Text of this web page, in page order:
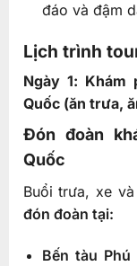
đáo và đậm
Lịch trình
Ngày 1: Khám
Quốc (ăn trưa,
Đón đoàn
Quốc
Buổi trưa, xe
đón đoàn tại:
Bến tàu Phú